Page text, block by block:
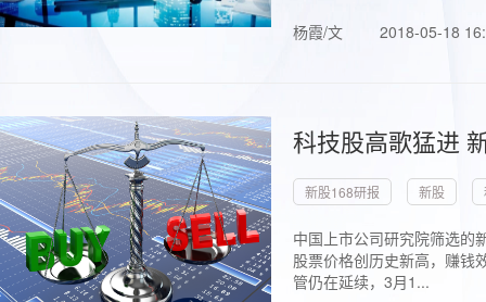
杨霞/文
2018-05-18
科技股高歌猛进
新股168研报 新股
中国上市公司研究院筛选的
股票价格创历史新高，赚钱
管仍在延续，3月1...